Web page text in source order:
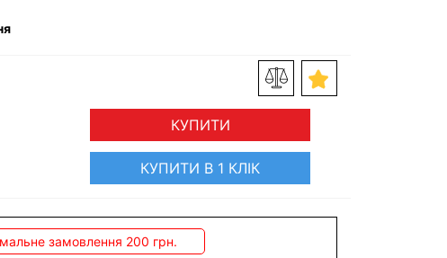
КУПИТИ
КУПИТИ В 1 КЛІК
замовлення 200 грн.